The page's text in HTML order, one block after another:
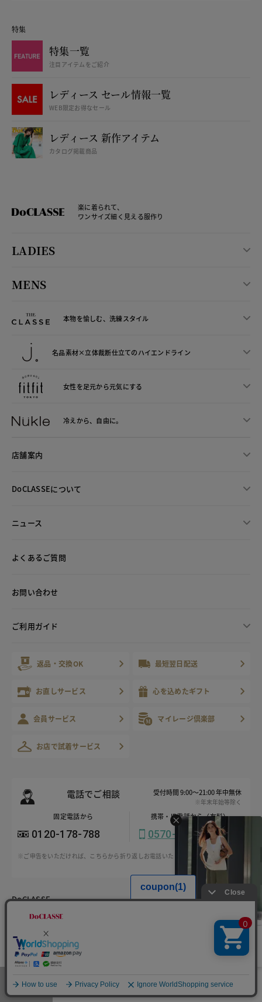
HIT ITEM - PANTS
特別価格 税込￥5,489
特集
特集一覧
注目アイテムをご紹介
レディース セール情報一覧
WEB限定お得なセール
レディース 新作アイテム
カタログ掲載商品
楽に着られて、
ワンサイズ細く見える服作り
LADIES
MENS
本物を愉しむ、洗練スタイル
名品素材×立体裁断仕立てのハイエンドライン
女性を足元から元気にする
冷えから、 自由に。
店舗案内
DoCLASSEについて
ニュース
よくあるご質問
お問い合わせ
ご利用ガイド
返品・交換OK 最短翌日配送
お直しサービス 心を込めたギフト
会員サービス マイレージ倶楽部
お店で試着サービス
電話でご相談 受付時間 9:00～21:00 年中無休
※年末年始等除く
固定電話から
0120-178-788
携帯・IP電話から（有料）
0570-003-003
※ご申告をいただければ、こちらから折り返しお電話いたします
DoCLASSE
公式